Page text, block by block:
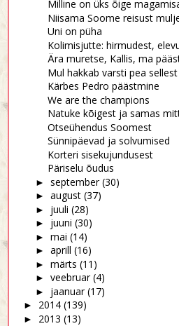
Milline on üks õige
Niisama Soome reisust
Uni on püha
Kolimisjutte: hirmudest,
Ära muretse, Kallis, ma
Mul hakkab varsti pea
Kärbes Pedro päästmine
We are the champions
Natuke kõigest ja samas
Otseühendus Soomest
Sünnipäevad ja solvumised
Korteri sisekujundusest
Päriselu õudus
► september (30)
► august (37)
► juuli (28)
► juuni (30)
► mai (14)
► aprill (16)
► märts (11)
► veebruar (4)
► jaanuar (17)
► 2014 (139)
► 2013 (13)